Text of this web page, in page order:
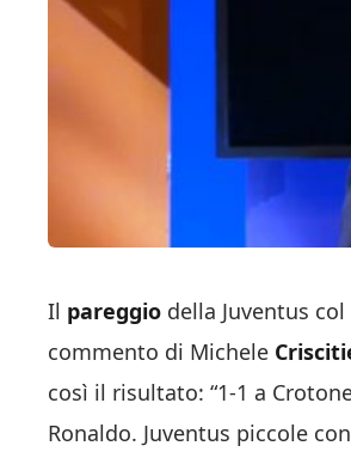
Il pareggio della Juventus
commento di Michele
così il risultato: “1-1 a
Ronaldo. Juventus piccole